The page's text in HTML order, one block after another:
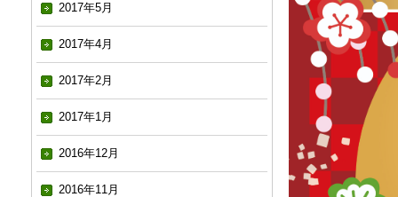
2017年5月
2017年4月
2017年2月
2017年1月
2016年12月
2016年11月